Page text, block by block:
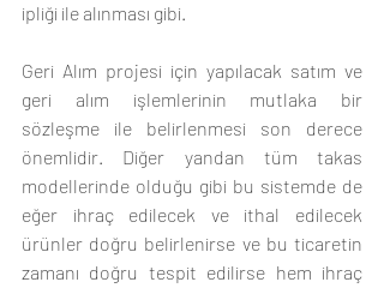
ipliği ile alınması gibi.
Geri Alım projesi için yapılacak satım ve
geri alım işlemlerinin mutlaka bir
sözleşme ile belirlenmesi son derece
önemlidir. Diğer yandan tüm takas
modellerinde olduğu gibi bu sistemde de
eğer ihraç edilecek ve ithal edilecek
ürünler doğru belirlenirse ve bu ticaretin
zamanı doğru tespit edilirse hem ihraç